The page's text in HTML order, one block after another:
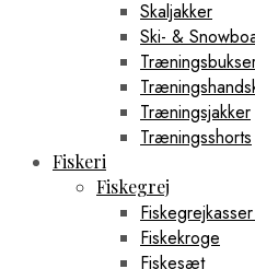
Skaljakker
Ski- &
Træningsjakker
Træningsshorts
Fiskeri
Fiskegrej
Fiskekroge
Fiskesæt